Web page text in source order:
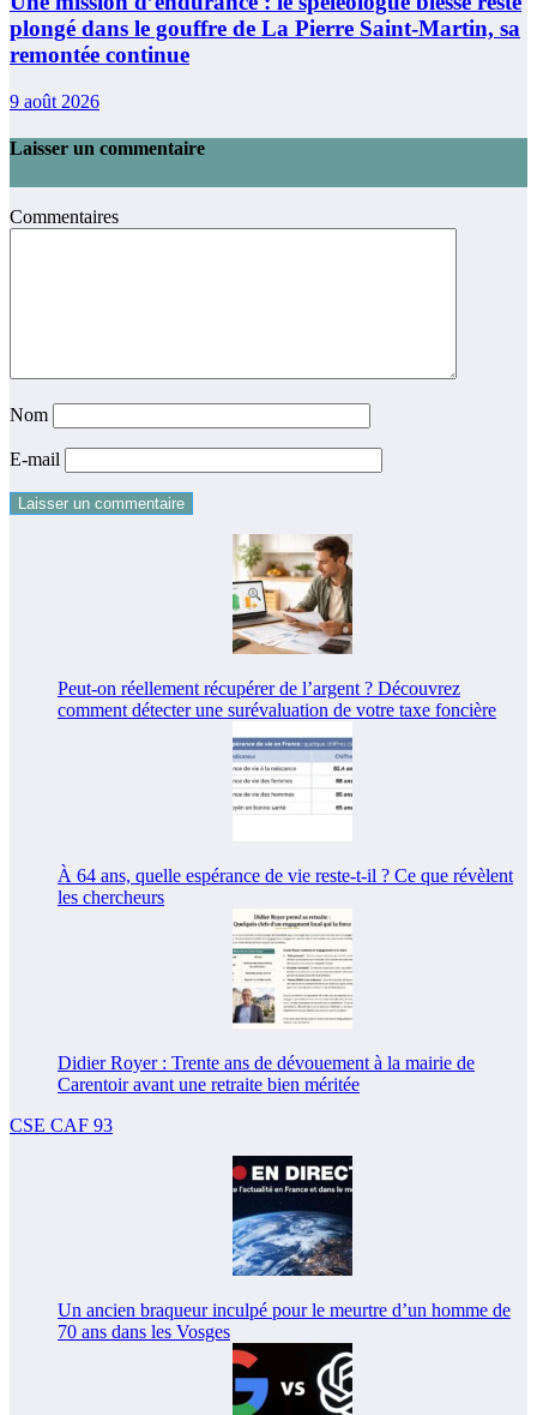
plongé dans le gouffre de La Pierre Saint-Martin, sa
remontée continue
9 août 2026
Laisser un commentaire
Commentaires
Nom
E-mail
Peut-on réellement récupérer de l’argent ? Découvrez
comment détecter une surévaluation de votre taxe foncière
À 64 ans, quelle espérance de vie reste-t-il ? Ce que révèlent
les chercheurs
Didier Royer : Trente ans de dévouement à la mairie de
Carentoir avant une retraite bien méritée
CSE CAF 93
Un ancien braqueur inculpé pour le meurtre d’un homme de
70 ans dans les Vosges